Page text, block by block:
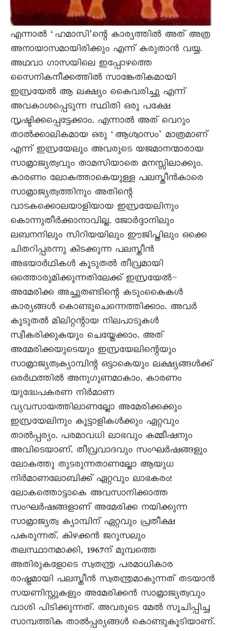
എന്നാൽ ‘ഹമാസി’ന്റെ കാര്യത്തിൽ അത് അത്ര
അനായാസമായിരിക്കും എന്ന് കരുതാൻ വയ്യ.
അഥവാ ഗാസയിലെ ഇപ്പോഴത്തെ
സെെനികനീക്കത്തിൽ സാങ്കേതികമായി
ഇസ്രയേൽ ആ ലക്ഷ്യം കെെവരിച്ചു എന്ന്
അവകാശപ്പെടുന്ന സ്ഥിതി ഒരു പക്ഷേ
സൃഷ്ടിക്കപ്പെട്ടേക്കാം. എന്നാൽ അത് വെറും
താൽക്കാലികമായ ഒരു ‘ആശ്വാസം’ മാത്രമാണ്
എന്ന് ഇസ്രയേലും അവരുടെ യജമാനന്മാരായ
സാമ്രാജ്യത്വവും താമസിയാതെ മനസ്സിലാക്കും.
കാരണം ലോകത്താകെയുള്ള പലസ്തീൻകാരെ
സാമ്രാജ്യത്വത്തിനും അതിന്റെ
വാടകക്കൊലയാളിയായ ഇസ്രയേലിനും
കൊന്നുതീർക്കാനാവില്ല. ജോർദ്ദാനിലും
ലബനനിലും സിറിയയിലും ഈജിപ്തിലും ഒക്കെ
ചിതറിപ്പരന്നു കിടക്കുന്ന പലസ്തീൻ
അഭയാർഥികൾ കൂടുതൽ തീവ്രമായി
ഒത്തൊരുമിക്കുന്നതിലേക്ക് ഇസ്രയേൽ–
അമേരിക്ക അച്ചുതണ്ടിന്റെ കടുംകെെകൾ
കാര്യങ്ങൾ കൊണ്ടുചെന്നെത്തിക്കാം. അവർ
കൂടുതൽ മിലിറ്റന്റായ നിലപാടുകൾ
സ്വീകരിക്കുകയും ചെയ്തേക്കാം. അത്
അമേരിക്കയുടെയും ഇസ്രയേലിന്റെയും
സാമ്രാജ്യത്വക്യാമ്പിന്റ ഒട്ടാകെയും ലക്ഷ്യങ്ങൾക്ക്
ഒരർഥത്തിൽ അനുഗുണമാകാം. കാരണം
യുദ്ധേപകരണ നിർമാണ
വ്യവസായത്തിലാണല്ലോ അമേരിക്കക്കും
ഇസ്രയേലിനും കൂട്ടാളികൾക്കും ഏറ്റവും
താൽപ്പര്യം. പരമാവധി ലാഭവും കമ്മീഷനും
അവിടെയാണ്. തീവ്രവാദവും സംഘർഷങ്ങളും
ലോകത്തു തുടരുന്നതാണല്ലോ ആയുധ
നിർമാണലോബിക്ക് ഏറ്റവും ലാഭകരം!
ലോകത്തൊട്ടാകെ അവസാനിക്കാത്ത
സംഘർഷങ്ങളാണ് അമേരിക്ക നയിക്കുന്ന
സാമ്രാജ്യത്വ ക്യാമ്പിന് ഏറ്റവും പ്രതീക്ഷ
പകരുന്നത്. കിഴക്കൻ ജറുസലും
തലസ്ഥാനമാക്കി, 1967ന് മുമ്പത്തെ
അതിരുകളോടെ സ്വതന്ത്ര പരമാധികാര
രാഷ്ട്രമായി പലസ്തീൻ സ്വതന്ത്രമാകുന്നത് തടയാൻ
സയണിസ്റ്റുകളും അമേരിക്കൻ സാമ്രാജ്യത്വവും
വാശി പിടിക്കുന്നത്. അവരുടെ മേൽ സൂചിപ്പിച്ച
സാമ്പത്തിക താൽപ്പര്യങ്ങൾ കൊണ്ടുകൂടിയാണ്.